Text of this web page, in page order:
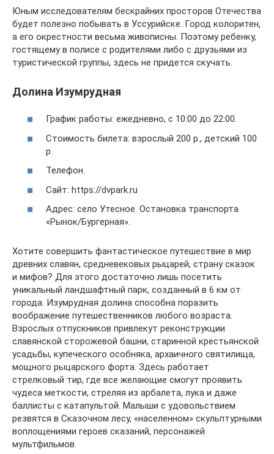
Юным исследователям бескрайних просторов Отечества
будет полезно побывать в Уссурийске. Город колоритен,
а его окрестности весьма живописны. Поэтому ребенку,
гостящему в полисе с родителями либо с друзьями из
туристической группы, здесь не придется скучать.
Долина Изумрудная
График работы: ежедневно, с 10:00 до 22:00.
Стоимость билета: взрослый 200 р., детский 100
р.
Телефон.
Сайт: https://dvpark.ru
Адрес: село Утесное. Остановка транспорта
«Рынок/Бургерная».
Хотите совершить фантастическое путешествие в мир
древних славян, средневековых рыцарей, страну сказок
и мифов? Для этого достаточно лишь посетить
уникальный ландшафтный парк, созданный в 6 км от
города. Изумрудная долина способна поразить
воображение путешественников любого возраста.
Взрослых отпускников привлекут реконструкции
славянской сторожевой башни, старинной крестьянской
усадьбы, купеческого особняка, архаичного святилища,
мощного рыцарского форта. Здесь работает
стрелковый тир, где все желающие смогут проявить
чудеса меткости, стреляя из арбалета, лука и даже
баллисты с катапультой. Малыши с удовольствием
резвятся в Сказочном лесу, «населенном» скульптурными
воплощениями героев сказаний, персонажей
мультфильмов.